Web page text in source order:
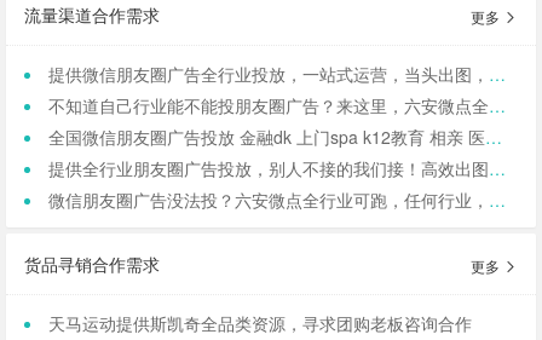
流量渠道合作需求 更多
提供微信朋友圈广告全行业投放，一站式运营，当头出图，包过审！
不知道自己行业能不能投朋友圈广告？来这里，六安微点全行业可投！包资质！
全国微信朋友圈广告投放 金融dk 上门spa k12教育 相亲 医院医美 国学等禁投行业包资质 过审 无需保证金
提供全行业朋友圈广告投放，别人不接的我们接！高效出图、专业运营！
微信朋友圈广告没法投？六安微点全行业可跑，任何行业，当天出图，包过审！
货品寻销合作需求 更多
天马运动提供斯凯奇全品类资源，寻求团购老板咨询合作